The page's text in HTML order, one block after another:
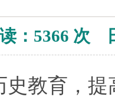
： 5366 次
教育，